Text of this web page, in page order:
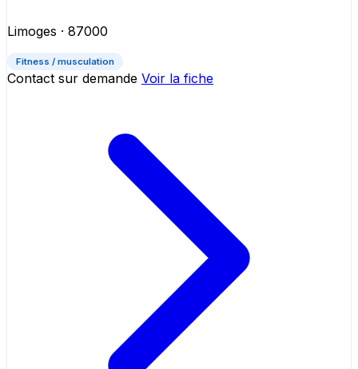
Limoges · 87000
Fitness / musculation
Contact sur demande Voir la fiche